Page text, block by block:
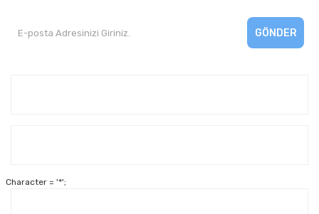
GÖNDER
Character = '*';